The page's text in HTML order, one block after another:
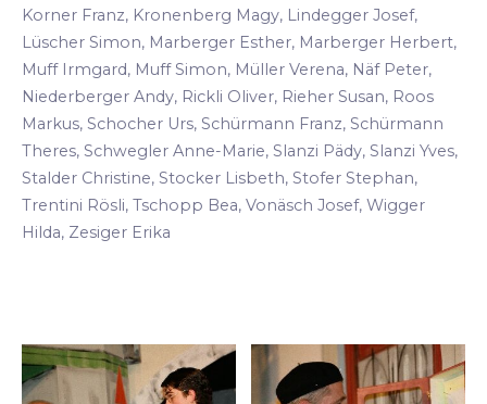
Korner Franz, Kronenberg Magy, Lindegger Josef,
Lüscher Simon, Marberger Esther, Marberger Herbert,
Muff Irmgard, Muff Simon, Müller Verena, Näf Peter,
Niederberger Andy, Rickli Oliver, Rieher Susan, Roos
Markus, Schocher Urs, Schürmann Franz, Schürmann
Theres, Schwegler Anne-Marie, Slanzi Pädy, Slanzi Yves,
Stalder Christine, Stocker Lisbeth, Stofer Stephan,
Trentini Rösli, Tschopp Bea, Vonäsch Josef, Wigger
Hilda, Zesiger Erika